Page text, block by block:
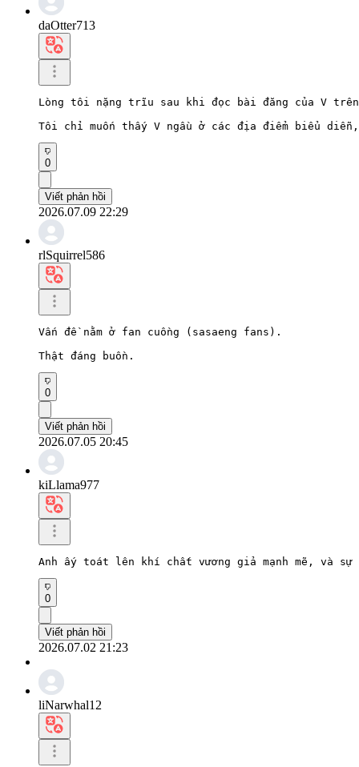
daOtter713
Lòng tôi nặng trĩu sau khi đọc bài đăng của V trên
Tôi chỉ muốn thấy V ngầu ở các địa điểm biểu
0
Viết phản hồi
2026.07.09 22:29
rlSquirrel586
Vấn đề nằm ở fan cuồng (sasaeng fans).
Thật đáng buồn.
0
Viết phản hồi
2026.07.05 20:45
kiLlama977
Anh ấy toát lên khí chất vương giả mạnh mẽ, và
0
Viết phản hồi
2026.07.02 21:23
liNarwhal12